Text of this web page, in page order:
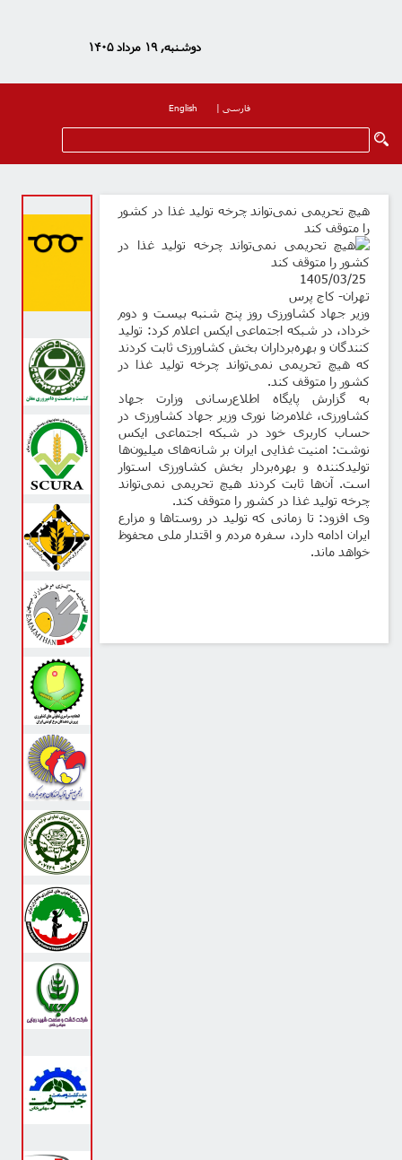
دوشنبه, ۱۹ مرداد ۱۴۰۵
فارسی |
English
هیچ تحریمی نمی‌تواند چرخه تولید غذا در کشور
را متوقف کند
1405/03/25
تهران- کاج پرس
وزیر جهاد کشاورزی روز پنج شنبه بیست و دوم
خرداد، در شبکه اجتماعی ایکس اعلام کرد: تولید
کنندگان و بهره‌برداران بخش کشاورزی ثابت کردند
که هیچ تحریمی نمی‌تواند چرخه تولید غذا در
کشور را متوقف کند.
به گزارش پایگاه اطلاع‌رسانی وزارت جهاد
کشاورزی، غلامرضا نوری وزیر جهاد کشاورزی در
حساب کاربری خود در شبکه اجتماعی ایکس
نوشت: امنیت غذایی ایران بر شانه‌های میلیون‌ها
تولیدکننده و بهره‌بردار بخش کشاورزی استوار
است. آن‌ها ثابت کردند هیچ تحریمی نمی‌تواند
چرخه تولید غذا در کشور را متوقف کند.
وی افزود: تا زمانی که تولید در روستاها و مزارع
ایران ادامه دارد، سفره مردم و اقتدار ملی محفوظ
خواهد ماند.